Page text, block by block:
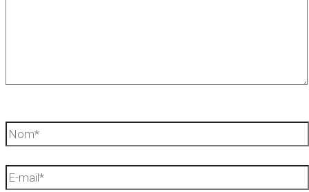
Nom*
E-